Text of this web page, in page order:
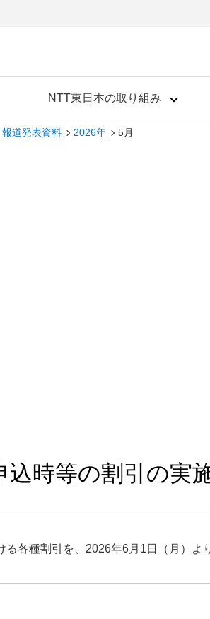
NTT東日本の取り組み
報道発表資料 2026年 5月
込時等の割引の実
各種割引を、2026年6月1日（月）よ